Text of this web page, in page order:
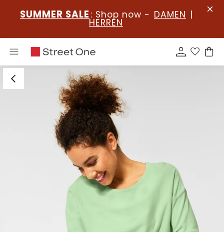
SUMMER SALE : Shop now - DAMEN |
HERREN